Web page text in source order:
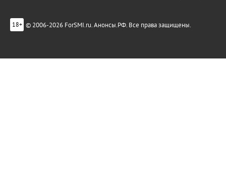
18+ © 2006-2026 ForSMI.ru. Анонсы.РФ. Все права защищены.